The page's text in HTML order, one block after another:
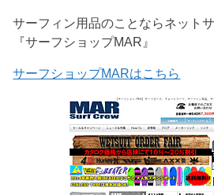
サーフィン用品のことならネット
『サーフショップMAR』
サーフショップMARはこちら